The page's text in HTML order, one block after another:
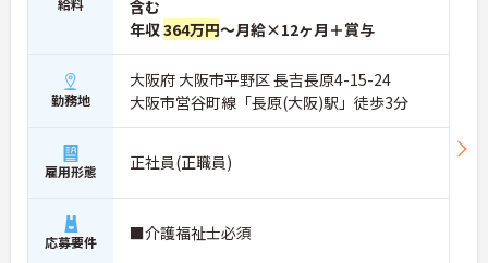
給料
含む
年収364万円～月給×12ヶ月＋賞与
勤務地
大阪府 大阪市平野区 長吉長原4-15-24
大阪市営谷町線「長原(大阪)駅」徒歩3分
雇用形態 正社員(正職員)
応募要件 ■介護福祉士必須